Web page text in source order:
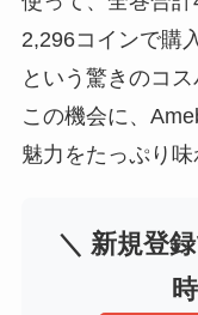
2,296コインで購
という驚きのコス
この機会に、
魅力をたっぷり味
＼ 新規登